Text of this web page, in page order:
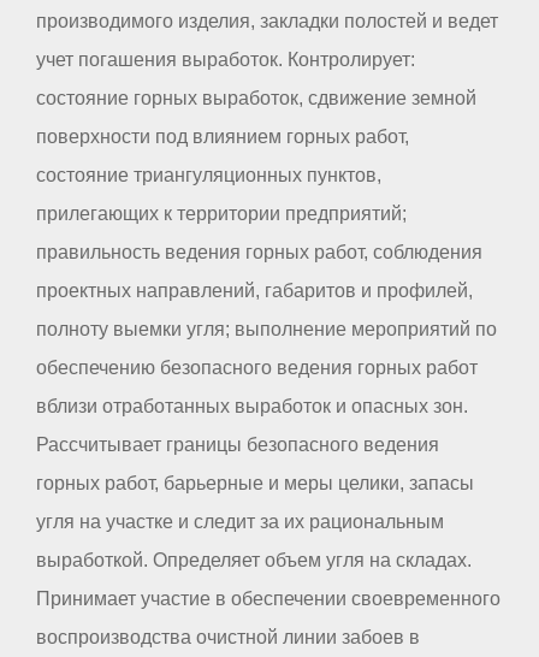
производимого изделия, закладки полостей и ведет
учет погашения выработок. Контролирует:
состояние горных выработок, сдвижение земной
поверхности под влиянием горных работ,
состояние триангуляционных пунктов,
прилегающих к территории предприятий;
правильность ведения горных работ, соблюдения
проектных направлений, габаритов и профилей,
полноту выемки угля; выполнение мероприятий по
обеспечению безопасного ведения горных работ
вблизи отработанных выработок и опасных зон.
Рассчитывает границы безопасного ведения
горных работ, барьерные и меры целики, запасы
угля на участке и следит за их рациональным
выработкой. Определяет объем угля на складах.
Принимает участие в обеспечении своевременного
воспроизводства очистной линии забоев в